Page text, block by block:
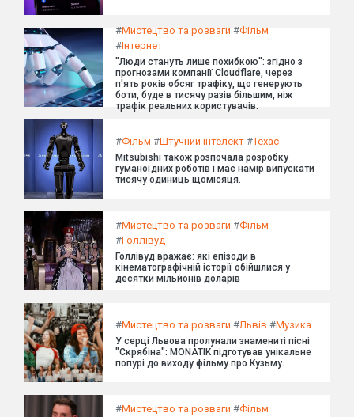
#Мистецтво та розваги #Фільм
#Інтернет
"Люди стануть лише похибкою": згідно з
прогнозами компанії Cloudflare, через
п'ять років обсяг трафіку, що генерують
боти, буде в тисячу разів більшим, ніж
трафік реальних користувачів.
#Фільм #Штучний інтелект #Техас
Mitsubishi також розпочала розробку
гуманоїдних роботів і має намір випускати
тисячу одиниць щомісяця.
#Мистецтво та розваги #Фільм
#Голлівуд
Голлівуд вражає: які епізоди в
кінематографічній історії обійшлися у
десятки мільйонів доларів
#Мистецтво та розваги #Львів #Музика
У серці Львова пролунали знамениті пісні
"Скрябіна": MONATIK підготував унікальне
попурі до виходу фільму про Кузьму.
#Мистецтво та розваги #Фільм